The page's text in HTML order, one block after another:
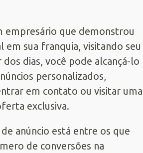
empresário que demonstrou
em sua franquia, visitando seu
dos dias, você pode alcançá-lo
personalizados,
em contato ou visitar uma
exclusiva.
anúncio está entre os que
de conversões na